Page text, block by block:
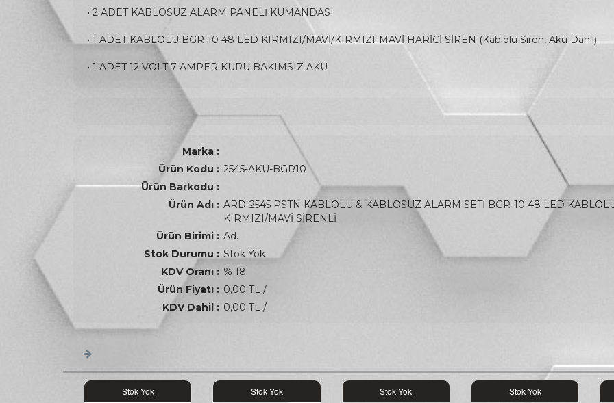
• 2 ADET KABLOSUZ ALARM PANELİ KUMANDASI
• 1 ADET KABLOLU BGR-10 48 LED KIRMIZI/MAVİ/KIRMIZI-MAVİ HARİCİ SİREN (Kablolu Siren, Akü Dahil)
• 1 ADET 12 VOLT 7 AMPER KURU BAKIMSIZ AKÜ
Marka :
Ürün Kodu : 2545-AKU-BGR10
Ürün Barkodu :
Ürün Adı : ARD-2545 PSTN KABLOLU & KABLOSUZ ALARM SETİ BGR-10 48 LED
KIRMIZI/MAVİ SİRENLİ
Ürün Birimi : Ad.
Stok Durumu : Stok Yok
KDV Oranı : % 18
Ürün Fiyatı : 0,00 TL /
KDV Dahil : 0,00 TL /
Stok Yok Stok Yok Stok Yok Stok Yok